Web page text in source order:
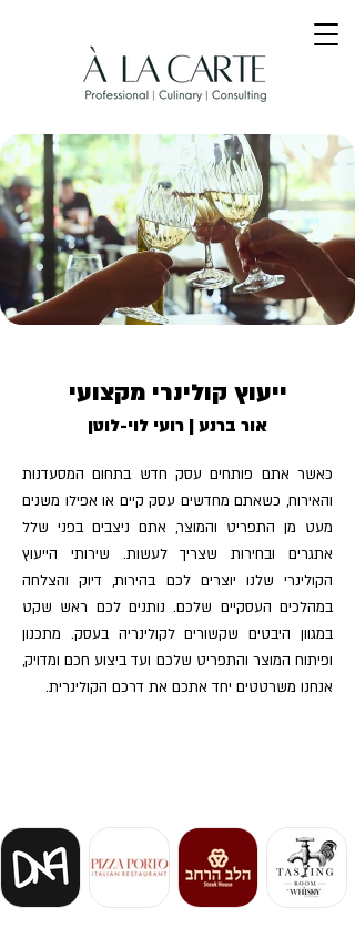
ייעוץ קולינרי מקצועי
אור ברנע | רועי לוי-לוטן
כאשר אתם פותחים עסק חדש בתחום המסעדנות
והאירוח, כשאתם מחדשים עסק קיים או אפילו משנים
מעט מן התפריט והמוצר, אתם ניצבים בפני שלל
אתגרים ובחירות שצריך לעשות. שירותי הייעוץ
הקולינרי שלנו יוצרים לכם בהירות, דיוק והצלחה
במהלכים העסקיים שלכם. נותנים לכם ראש שקט
במגוון היבטים שקשורים לקולינריה בעסק. מתכנון
ופיתוח המוצר והתפריט שלכם ועד ביצוע חכם ומדויק,
אנחנו משרטטים יחד אתכם את דרכם הקולינרית.